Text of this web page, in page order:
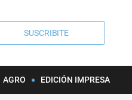
SUSCRIBITE
AGRO EDICIÓN IMPRESA